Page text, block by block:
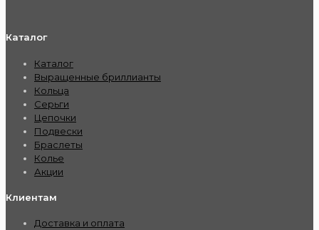
Каталог
Каталог
Выращенные бриллианты
Кольца
Серьги
Цепочки
Подвески
Браслеты
Колье
Акции
Клиентам
Доставка и оплата